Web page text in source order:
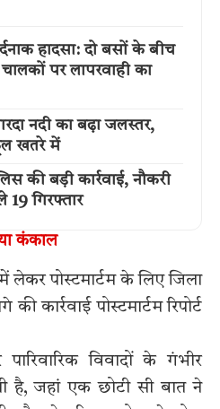
हादसा: दो बसों के बीच
पर लापरवाही का
नदी का बढ़ा जलस्तर,
खतरे में
की बड़ी कार्रवाई, नौकरी
गिरफ्तार
कंकाल
पोस्टमार्टम के लिए जिला
कार्रवाई पोस्टमार्टम रिपोर्ट
विवादों के गंभीर
है, जहां एक छोटी सी बात ने